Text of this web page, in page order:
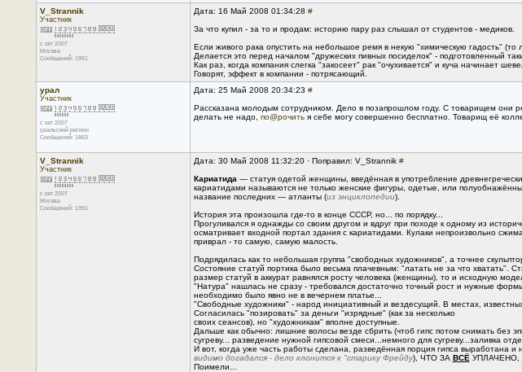
V_Strannik
Участник
с окт 2007
Москва
Сообщений: 1991
Дата: 16 Май 2008 01:34:28 #
За что купил - за то и продам: историю пару раз слышал от студентов - медиков.
Если живого рака опустить на небольшое ремя в некую "химическую гадость"
Делается это перед началом "дружеских пивных посиделок" - подготовленный
Как раз, когда компания слегка "закосеет" рак "очухивается" и куча начинает
Говорят, эффект в компании - потрясающий.
урал
Участник
с окт 2007
уральский регион
Сообщений: 1863
Дата: 25 Май 2008 20:34:23 #
Рассказана молодым сотрудником. Дело в позапрошлом году. С товарищем они
делать не надо, по@рочитья себе могу совершенно бесплатно. Товарищ её
V_Strannik
Участник
с окт 2007
Москва
Сообщений: 1991
Дата: 30 Май 2008 11:32:20 · Поправил: V_Strannik #
Кариатида — статуя одетой женщины, введённая в употребление
кариатидами называются не только женские фигуры, одетые, или
название последних — атланты (из энциклопедии).
История эта произошла где-то в конце СССР, но... по порядку...
Прогуливался я однажды со своим другом и вдруг при походе к одному из
осматривает входной портал здания с кариатидами. Кулаки непроизвольно
приврал - то самую, самую малость.
Подрядилась как то небольшая группа "свободных художников", а точнее
Состояние статуй портика было весьма плачевным: "латать не за что
размер статуй в аккурат равнялся росту человека (женщины), то и исходную
"Натура" нашлась не сразу - требовался достаточно точный рост и нужные
необходимо было явно не в вечернем платье...
"Свободные художники" - народ инициативный и вездесущий. В местах,
Согласилась "позировать" за деньги "изрядные" (как за несколько
своих сеансов), но "художникам" вполне доступные.
Дальше как обычно: лишние волосы везде сбрить (чтоб гипс потом снимать без
сугреву... разведение нужной гипсовой смеси...немного для сугреву...заливка
И вот, когда уже часть работы сделана, разведённая порция гипса выработана
видимо догадался - дело клонится к "старику Фрейду), ЧТО ЗА ВСЁ УПЛАЧЕНО,
Поимели...